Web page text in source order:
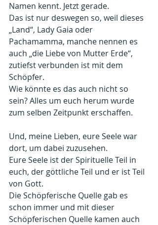
Namen kennt. Jetzt gerade.
Das ist nur deswegen so, weil dieses
„Land“, Lady Gaia oder
Pachamamma, manche nennen es
auch „die Liebe von Mutter Erde“,
zutiefst verbunden ist mit dem
Schöpfer.
Wie könnte es das auch nicht so
sein? Alles um euch herum wurde
zum selben Zeitpunkt erschaffen.
Und, meine Lieben, eure Seele war
dort, um dabei zuzusehen.
Eure Seele ist der Spirituelle Teil in
euch, der göttliche Teil und er ist Teil
von Gott.
Die Schöpferische Quelle gab es
schon immer und mit dieser
Schöpferischen Quelle kamen auch